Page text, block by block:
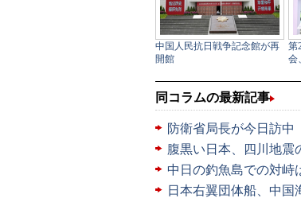
同コラムの最新記事
防衛省局長が今日訪
腹黒い日本、四川地震
中日の釣魚島での対
日本右翼団体船、中国